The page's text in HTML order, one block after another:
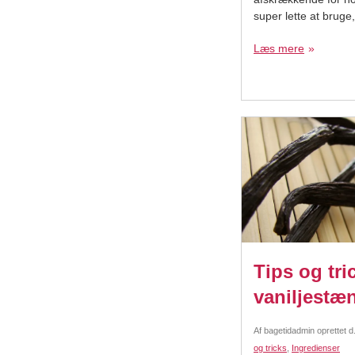
super lette at
helt frossen, og vip
Læs mere
Tips og
Af bagetidadmin oprettet d.
og tricks
Ingredienser